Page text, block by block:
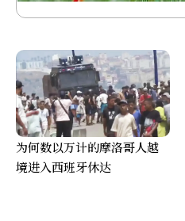
为何数以万计的摩洛哥人越
境进入西班牙休达